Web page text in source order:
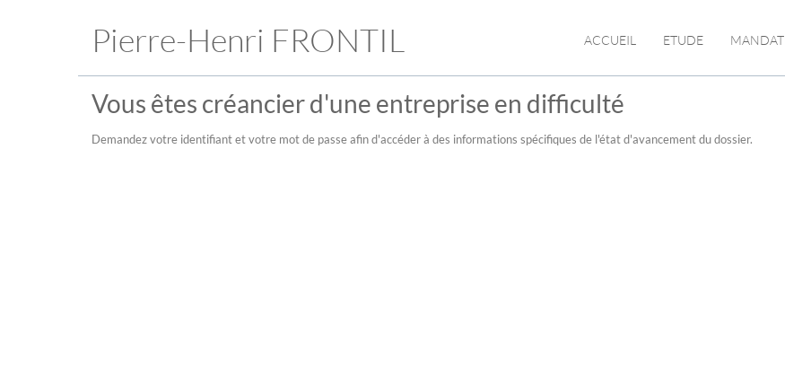
Pierre-Henri FRONTIL ACCUEIL ETUDE MANDAT
Vous êtes créancier d'une entreprise en difficulté
Demandez votre identifiant et votre mot de passe afin d'accéder à des informations spécifiques de l'état d'avancement du dossier.